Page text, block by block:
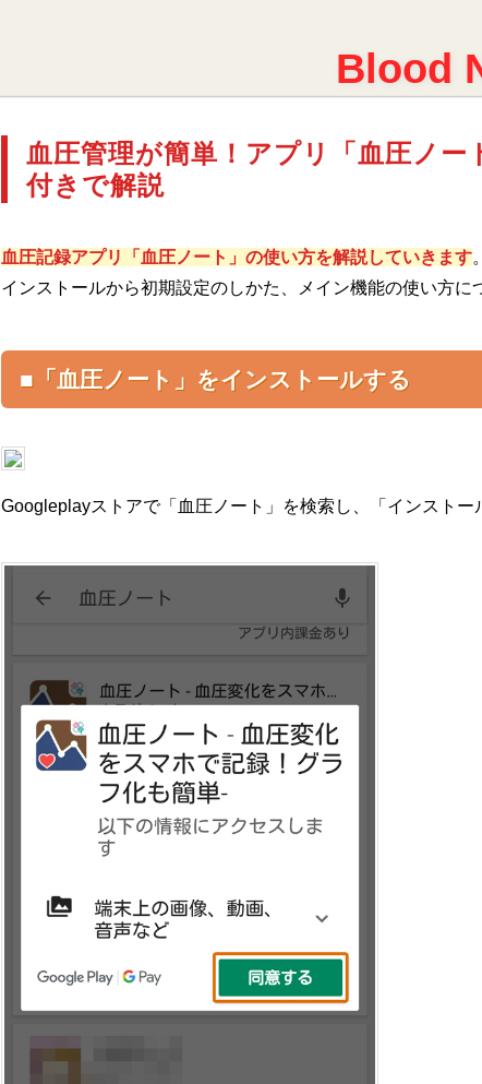
Blood
血圧管理が簡単！アプリ「血圧ノー
付きで解説
血圧記録アプリ「血圧ノート」の使い方を解説していきます
インストールから初期設定のしかた、メイン機能の使い方に
■「血圧ノート」をインストールする
Googleplayストアで「血圧ノート」を検索し、「インスト